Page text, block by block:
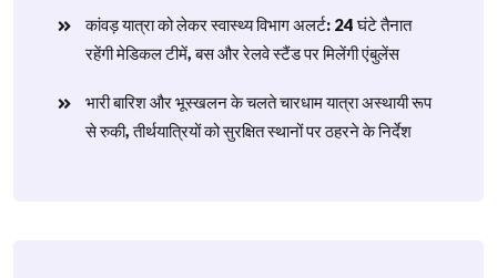
​कांवड़ यात्रा को लेकर स्वास्थ्य विभाग अलर्ट: 24 घंटे तैनात
रहेंगी मेडिकल टीमें, बस और रेलवे स्टैंड पर मिलेंगी एंबुलेंस
​भारी बारिश और भूस्खलन के चलते चारधाम यात्रा अस्थायी रूप
से रुकी, तीर्थयात्रियों को सुरक्षित स्थानों पर ठहरने के निर्देश